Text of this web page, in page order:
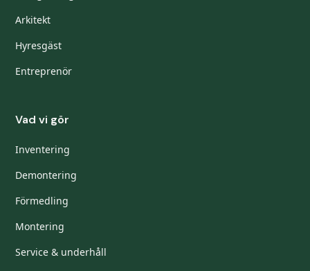
Arkitekt
Hyresgäst
Entreprenör
Vad vi gör
Inventering
Demontering
Förmedling
Montering
Service & underhåll